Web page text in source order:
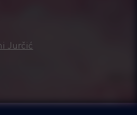
Jurčić